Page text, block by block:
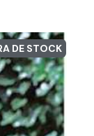
DE STOCK